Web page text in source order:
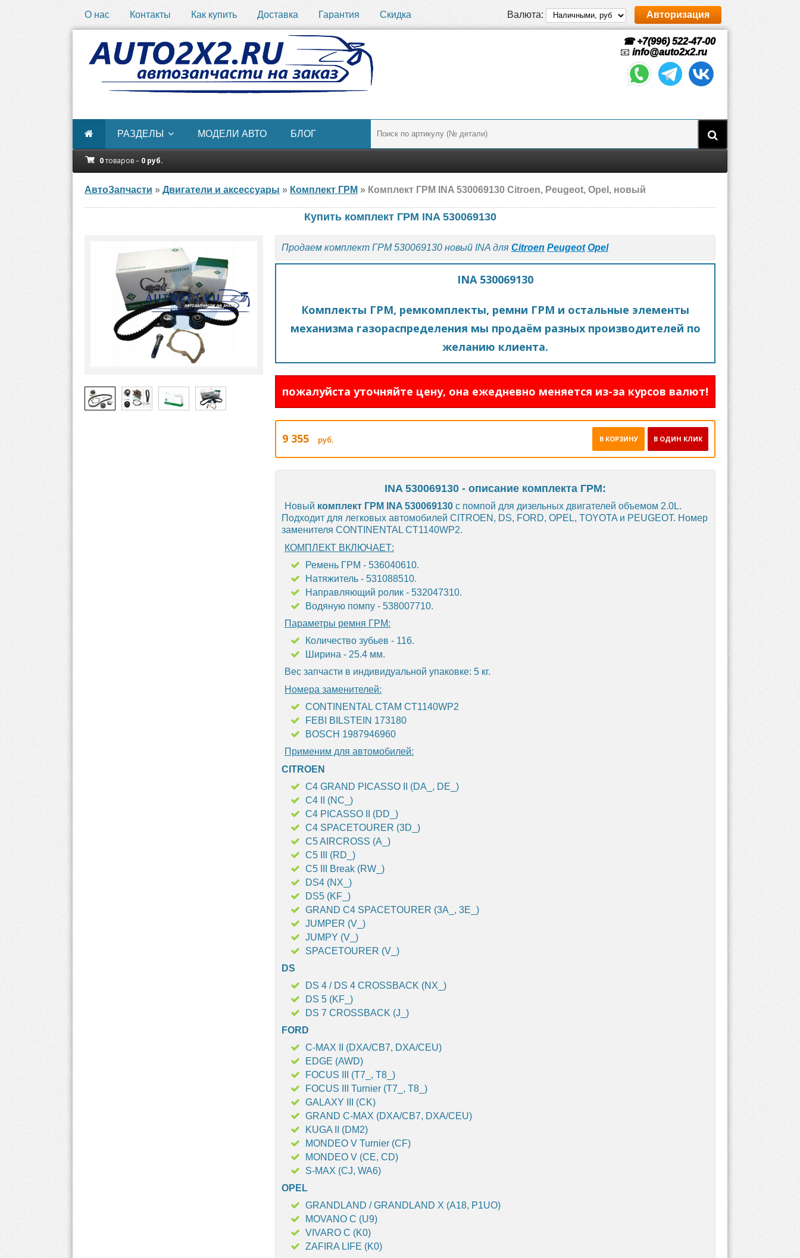
О нас Контакты Как купить Доставка Гарантия Скидка Валюта: Авторизация
☎ +7(996) 522-47-00
📧 info@auto2x2.ru
РАЗДЕЛЫ МОДЕЛИ АВТО БЛОГ
0товаров – 0 руб.
АвтоЗапчасти » Двигатели и аксессуары » Комплект ГРМ » Комплект ГРМ INA 530069130 Citroen, Peugeot, Opel, новый
Купить комплект ГРМ INA 530069130
Продаем комплект ГРМ 530069130 новый INA для Citroen Peugeot Opel
INA 530069130
Комплекты ГРМ, ремкомплекты, ремни ГРМ и остальные элементы
механизма газораспределения мы продаём разных производителей по
желанию клиента.
пожалуйста уточняйте цену, она ежедневно меняется из-за курсов валют!
9 355 руб. В ОДИН КЛИК
В КОРЗИНУ
INA 530069130 - описание комплекта ГРМ:
Новый комплект ГРМ INA 530069130 с помпой для дизельных двигателей объемом 2.0L.
Подходит для легковых автомобилей CITROEN, DS, FORD, OPEL, TOYOTA и PEUGEOT. Номер
заменителя CONTINENTAL CT1140WP2.
КОМПЛЕКТ ВКЛЮЧАЕТ:
Ремень ГРМ - 536040610.
Натяжитель - 531088510.
Направляющий ролик - 532047310.
Водяную помпу - 538007710.
Параметры ремня ГРМ:
Количество зубьев - 116.
Ширина - 25.4 мм.
Вес запчасти в индивидуальной упаковке: 5 кг.
Номера заменителей:
CONTINENTAL CTAM CT1140WP2
FEBI BILSTEIN 173180
BOSCH 1987946960
Применим для автомобилей:
CITROEN
C4 GRAND PICASSO II (DA_, DE_)
C4 II (NC_)
C4 PICASSO II (DD_)
C4 SPACETOURER (3D_)
C5 AIRCROSS (A_)
C5 III (RD_)
C5 III Break (RW_)
DS4 (NX_)
DS5 (KF_)
GRAND C4 SPACETOURER (3A_, 3E_)
JUMPER (V_)
JUMPY (V_)
SPACETOURER (V_)
DS
DS 4 / DS 4 CROSSBACK (NX_)
DS 5 (KF_)
DS 7 CROSSBACK (J_)
FORD
C-MAX II (DXA/CB7, DXA/CEU)
EDGE (AWD)
FOCUS III (T7_, T8_)
FOCUS III Turnier (T7_, T8_)
GALAXY III (CK)
GRAND C-MAX (DXA/CB7, DXA/CEU)
KUGA II (DM2)
MONDEO V Turnier (CF)
MONDEO V (CE, CD)
S-MAX (CJ, WA6)
OPEL
GRANDLAND / GRANDLAND X (A18, P1UO)
MOVANO C (U9)
VIVARO C (K0)
ZAFIRA LIFE (K0)